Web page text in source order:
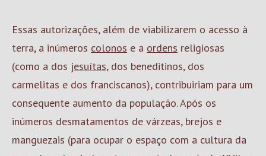
Essas autorizações, além de viabilizarem o acesso à
terra, a inúmeros colonos e a ordens religiosas
(como a dos jesuítas, dos beneditinos, dos
carmelitas e dos franciscanos), contribuiriam para um
consequente aumento da população. Após os
inúmeros desmatamentos de várzeas, brejos e
manguezais (para ocupar o espaço com a cultura da